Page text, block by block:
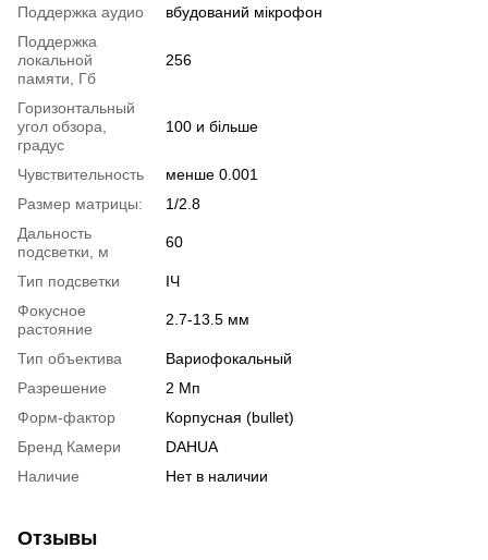
Поддержка аудио
вбудований мікрофон
Поддержка
локальной
памяти, Гб
256
Горизонтальный
угол обзора,
градус
100 и більше
Чувствительность
менше 0.001
Размер матрицы:
1/2.8
Дальность
подсветки, м
60
Тип подсветки
ІЧ
Фокусное
растояние
2.7-13.5 мм
Тип объектива
Вариофокальный
Разрешение
2 Мп
Форм-фактор
Корпусная (bullet)
Бренд Камери
DAHUA
Наличие
Нет в наличии
Отзывы